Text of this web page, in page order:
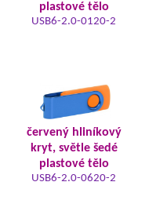
plastové tělo
USB6-2.0-0120-2
červený hliníkový
kryt, světle šedé
plastové tělo
USB6-2.0-0620-2